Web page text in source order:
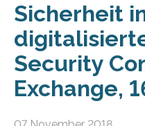
Sicherheit
Security
Exchange,